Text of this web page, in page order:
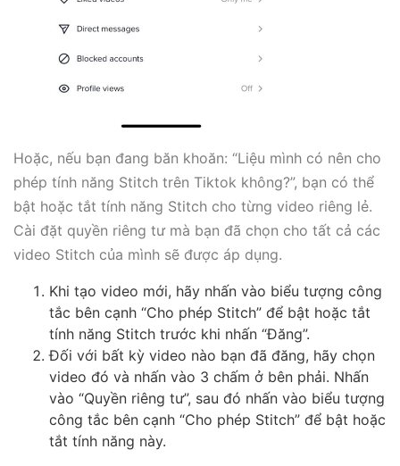
Hoặc, nếu bạn đang băn khoăn: “Liệu mình có nên cho
phép tính năng Stitch trên Tiktok không?”, bạn có thể
bật hoặc tắt tính năng Stitch cho từng video riêng lẻ.
Cài đặt quyền riêng tư mà bạn đã chọn cho tất cả các
video Stitch của mình sẽ được áp dụng.
Khi tạo video mới, hãy nhấn vào biểu tượng công
tắc bên cạnh “Cho phép Stitch” để bật hoặc tắt
tính năng Stitch trước khi nhấn “Đăng”.
Đối với bất kỳ video nào bạn đã đăng, hãy chọn
video đó và nhấn vào 3 chấm ở bên phải. Nhấn
vào “Quyền riêng tư”, sau đó nhấn vào biểu tượng
công tắc bên cạnh “Cho phép Stitch” để bật hoặc
tắt tính năng này.